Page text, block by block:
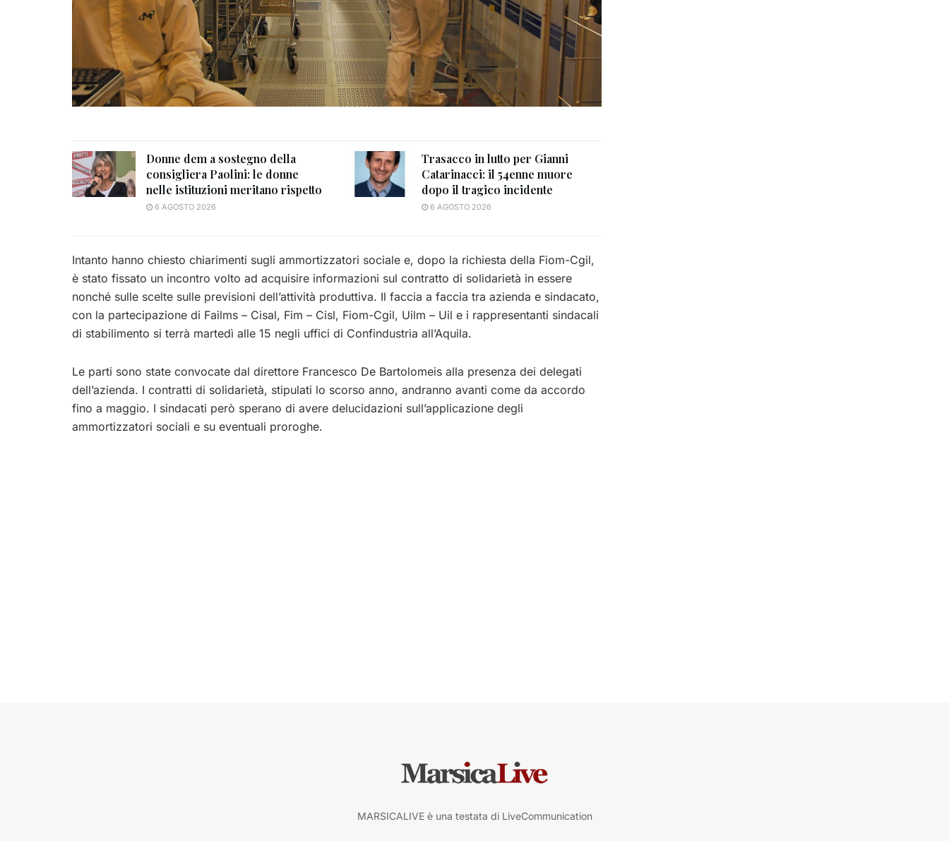
Donne dem a sostegno della
consigliera Paolini: le donne
nelle istituzioni meritano rispetto
6 AGOSTO 2026
Trasacco in lutto per Gianni
Catarinacci: il 54enne muore
dopo il tragico incidente
6 AGOSTO 2026
Intanto hanno chiesto chiarimenti sugli ammortizzatori sociale e, dopo la richiesta della Fiom-Cgil,
è stato fissato un incontro volto ad acquisire informazioni sul contratto di solidarietà in essere
nonché sulle scelte sulle previsioni dell’attività produttiva. Il faccia a faccia tra azienda e sindacato,
con la partecipazione di Failms – Cisal, Fim – Cisl, Fiom-Cgil, Uilm – Uil e i rappresentanti sindacali
di stabilimento si terrà martedì alle 15 negli uffici di Confindustria all’Aquila.
Le parti sono state convocate dal direttore Francesco De Bartolomeis alla presenza dei delegati
dell’azienda. I contratti di solidarietà, stipulati lo scorso anno, andranno avanti come da accordo
fino a maggio. I sindacati però sperano di avere delucidazioni sull’applicazione degli
ammortizzatori sociali e su eventuali proroghe.
MARSICALIVE è una testata di LiveCommunication